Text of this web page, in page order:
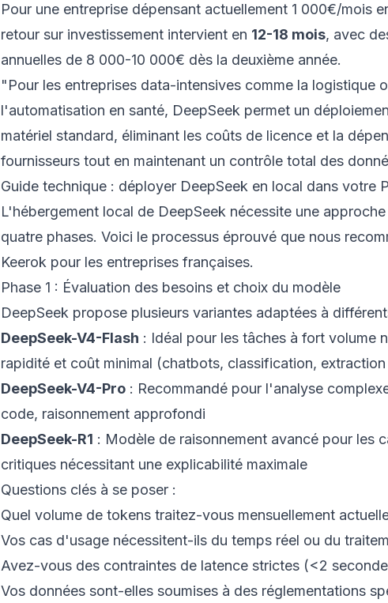
Pour une entreprise dépensant actuellement 1 000€/mois
retour sur investissement intervient en 12-18 mois, avec
annuelles de 8 000-10 000€ dès la deuxième année.
"Pour les entreprises data-intensives comme la logistique
l'automatisation en santé, DeepSeek permet un
matériel standard, éliminant les coûts de licence et la
fournisseurs tout en maintenant un contrôle total des
Guide technique : déployer DeepSeek en local dans votre
L'hébergement local de DeepSeek nécessite une
quatre phases. Voici le processus éprouvé que nous
Keerok pour les entreprises françaises.
Phase 1 : Évaluation des besoins et choix du modèle
DeepSeek propose plusieurs variantes adaptées à
DeepSeek-V4-Flash : Idéal pour les tâches à fort volume
rapidité et coût minimal (chatbots, classification,
DeepSeek-V4-Pro : Recommandé pour l'analyse
code, raisonnement approfondi
DeepSeek-R1 : Modèle de raisonnement avancé pour les
critiques nécessitant une explicabilité maximale
Questions clés à se poser :
Quel volume de tokens traitez-vous mensuellement
Vos cas d'usage nécessitent-ils du temps réel ou du
Avez-vous des contraintes de latence strictes (<2
Vos données sont-elles soumises à des réglementations